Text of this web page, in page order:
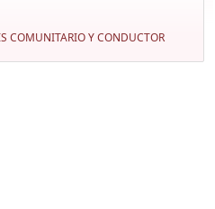
COMUNITARIO Y CONDUCTOR